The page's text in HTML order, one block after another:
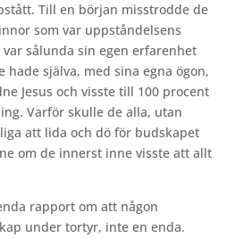
Till en början misstrodde de
som var uppståndelsens
sålunda sin egen erfarenhet
hade själva, med sina egna ögon,
Jesus och visste till 100 procent
Varför skulle de alla, utan
att lida och dö för budskapet
om de innerst inne visste att allt
rapport om att någon
under tortyr, inte en enda.